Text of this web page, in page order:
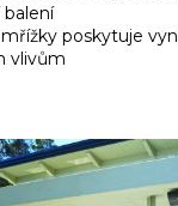
balení
poskytuje
vlivům